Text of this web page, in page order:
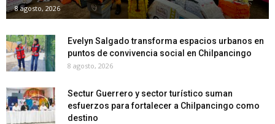
8 agosto, 2026
Evelyn Salgado transforma espacios urbanos en
puntos de convivencia social en Chilpancingo
8 agosto, 2026
Sectur Guerrero y sector turístico suman
esfuerzos para fortalecer a Chilpancingo como
destino